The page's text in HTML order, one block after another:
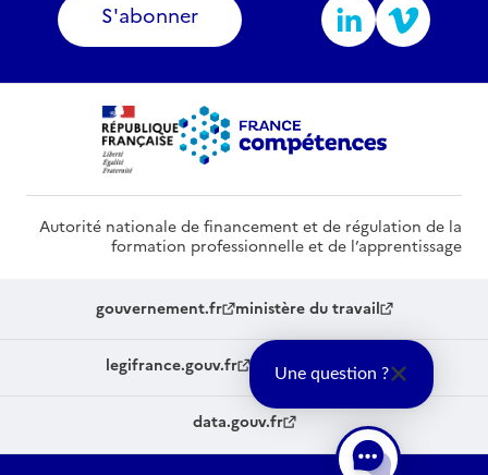
S'abonner
Autorité nationale de financement et de régulation de la
formation professionnelle et de l’apprentissage
gouvernement.fr ministère du travail
legifrance.gouv.fr service-public.fr
data.gouv.fr
Une question ?